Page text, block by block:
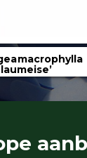
macrophylla